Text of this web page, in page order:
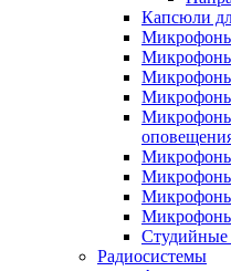
Капсюли
Микрофоны
Микрофоны
Микрофоны
Микрофоны
Радиосистемы